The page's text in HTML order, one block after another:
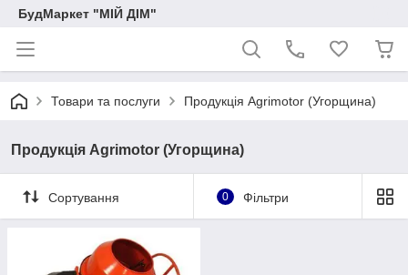
БудМаркет "МІЙ ДІМ"
Товари та послуги Продукція Agrimotor (Угорщина)
Продукція Agrimotor (Угорщина)
Сортування 0 Фільтри